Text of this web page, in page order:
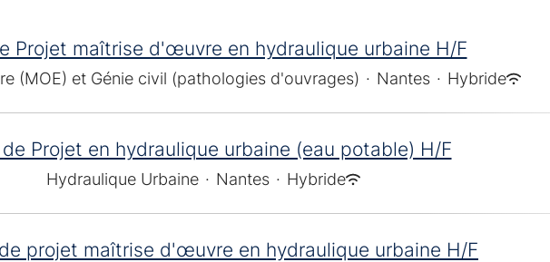
Projet maîtrise d'œuvre en hydraulique urbaine H/F
(MOE) et Génie civil (pathologies d'ouvrages) · Nantes · Hybride
Projet en hydraulique urbaine (eau potable) H/F
Hydraulique Urbaine · Nantes · Hybride
projet maîtrise d'œuvre en hydraulique urbaine H/F